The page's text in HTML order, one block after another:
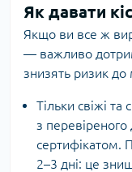
Як давати
Якщо ви все ж
— важливо
знизять ризик до
Тільки свіжі та
з
сертифікатом.
2–3 дні: це